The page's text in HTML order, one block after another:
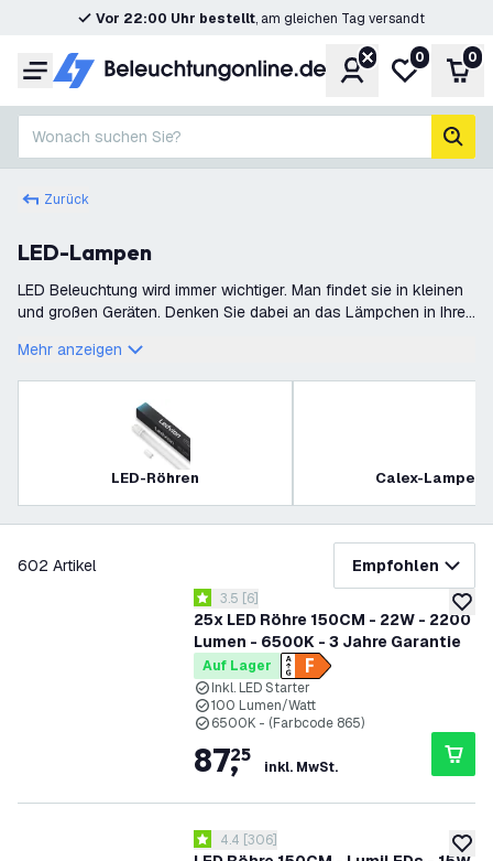
Vor 22:00 Uhr bestellt, am gleichen Tag versandt
Menü KontoMeine
0 0
Wonach suchen Sie?
Zurück
LED-Lampen
LED Beleuchtung wird immer wichtiger. Man findet sie in kleinen
und großen Geräten. Denken Sie dabei an das Lämpchen in Ihrer
wird gedacht das
Mehr anzeigen
LED-Röhren Calex-Lampen
602 Artikel Empfohlen
zur
25x LED Röhre 150CM - 22W - 2200
Lumen - 6500K - 3 Jahre Garantie
Bewertungsbereich öffnen
3.5 Bewertungssterne
3.5 [6]
Auf Lager
Inkl. LED Starter
100 Lumen/Watt
6500K - (Farbcode 865)
87,
25
inkl. MwSt.
zur
Bewertungsbereich öffnen
4.4 Bewertungssterne
4.4 [306]
Filter